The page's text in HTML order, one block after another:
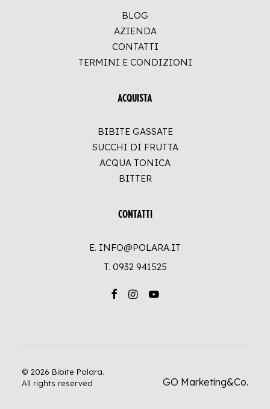
BLOG
AZIENDA
CONTATTI
TERMINI E CONDIZIONI
ACQUISTA
BIBITE GASSATE
SUCCHI DI FRUTTA
ACQUA TONICA
BITTER
CONTATTI
E. INFO@POLARA.IT
T. 0932 941525
© 2026 Bibite Polara.
All rights reserved
GO Marketing&Co.
UP